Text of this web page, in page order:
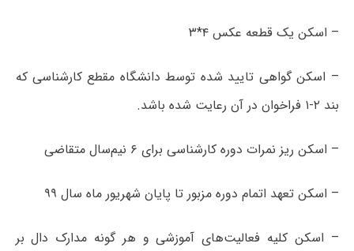
– اسکن یک قطعه عکس ۴*۳
– اسکن گواهی تایید شده توسط دانشگاه مقطع کارشناسی که
بند ۲-۱ فراخوان در آن رعایت شده باشد.
– اسکن ریز نمرات دوره کارشناسی برای ۶ نیم‌سال متقاضی
– اسکن تعهد اتمام دوره مزبور تا پایان شهریور ماه سال ۹۹
– اسکن کلیه فعالیت‌های آموزشی و هر گونه مدارک دال بر